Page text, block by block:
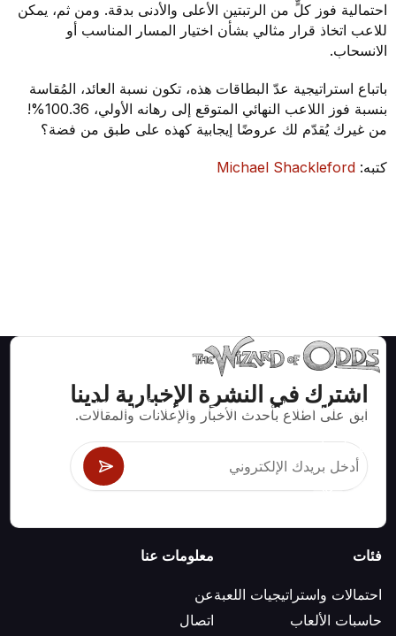
احتمالية فوز كلٍّ من الرتبتين الأعلى والأدنى بدقة. ومن ثم، يمكن
للاعب اتخاذ قرار مثالي بشأن اختيار المسار المناسب أو
الانسحاب.
باتباع استراتيجية عدّ البطاقات هذه، تكون نسبة العائد، المُقاسة
بنسبة فوز اللاعب النهائي المتوقع إلى رهانه الأولي، 100.36%!
من غيرك يُقدّم لك عروضًا إيجابية كهذه على طبق من فضة؟
كتبه:Michael Shackleford
اشترك في النشرة الإخبارية لدينا
ابق على اطلاع بأحدث الأخبار والإعلانات والمقالات.
استراتيجيات ومعلومات صحيحة رياضيا لألعاب الكازينو مثل
البلاك جاك وكرابس والروليت ومئات الألعاب الأخرى التي
يمكن لعبها.
فئات
احتمالات واستراتيجيات اللعبة
حاسبات الألعاب
معلومات عنا
عن
اتصال